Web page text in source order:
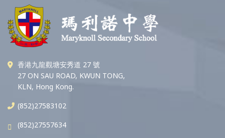
香港九龍觀塘安秀道 27 號
27 ON SAU ROAD, KWUN TONG,
KLN, Hong Kong.
(852)27583102
(852)27557634